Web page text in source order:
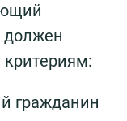
должен
гражданин